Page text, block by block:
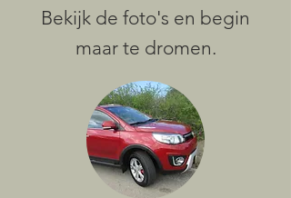
Bekijk de foto's en begin
maar te dromen.